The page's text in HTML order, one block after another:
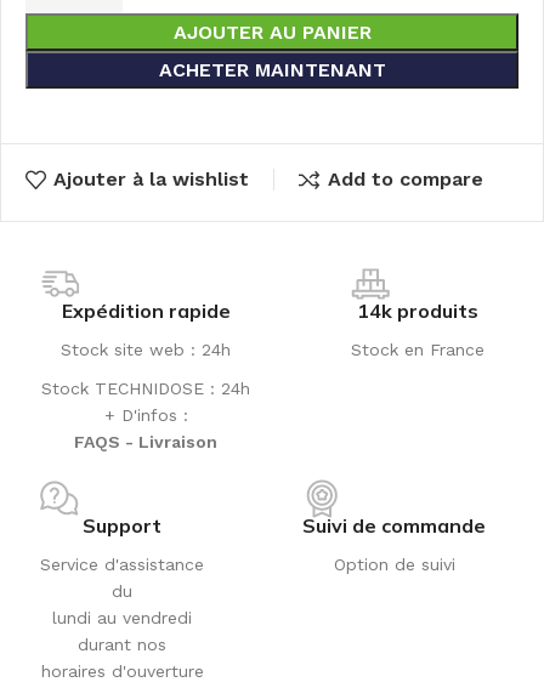
AJOUTER AU PANIER
ACHETER MAINTENANT
Ajouter à la wishlist Add to compare
Expédition rapide
Stock site web : 24h
Stock TECHNIDOSE : 24h
+ D'infos :
FAQS - Livraison
14k produits
Stock en France
Support
Service d'assistance
du
lundi au vendredi
durant nos
horaires d'ouverture
Suivi de commande
Option de suivi